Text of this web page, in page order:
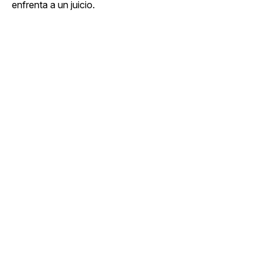
enfrenta a un juicio.